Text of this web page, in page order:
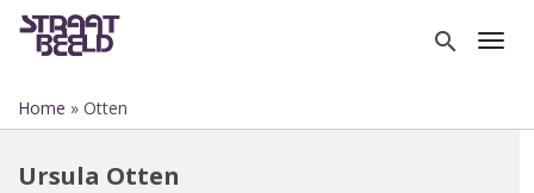
Overslaan
inhoud
gaan
search
Kruimelpad
Home Otten
Ursula Otten